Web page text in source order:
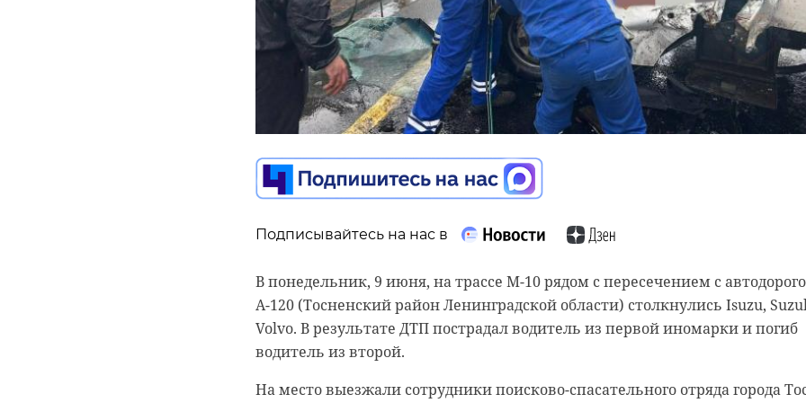
Подписывайтесь на нас в
В понедельник, 9 июня, на трассе М-10 рядом с пересечением с
А-120 (Тосненский район Ленинградской области) столкнулись Isuzu,
Volvo. В результате ДТП пострадал водитель из первой иномарки и погиб
водитель из второй.
На место выезжали сотрудники поисково-спасательного отряда города
Поисковый отряд "Лиза Алерт Питер" поделился статистикой поисков за
Месяц волонтеры назвали сложным - не из-за количества выездов, а того,
какими они были.
В четверг, 12 июня, в Ленинградской области пройдет празднование Дня
России. Главной площадкой станет Гатчина. В 12:00 на Соборной улице
начнутся торжественные мероприятия: выступления руководителей
региона и почетных жителей, вручение паспортов юным гражданам и